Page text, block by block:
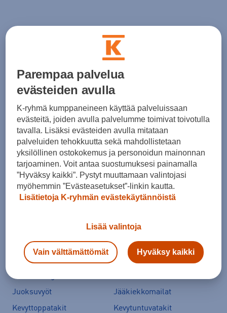
Suosittuja Tokyo Laundry tuotteita
1 / 0
Tokyo Laundry kokotaulukko kengät
Suositut sisällöt
Crocs
Hoka Clifton 11
Helly Hansen -takit
Hybridipyörät
Jalkapallokengät
Juoksukengät
Juoksuvyöt
Jääkiekkomailat
Kevyttoppatakit
Kevytuntuvatakit
Parempaa palvelua
evästeiden avulla
K-ryhmä kumppaneineen käyttää palveluissaan
evästeitä, joiden avulla palvelumme toimivat toivotulla
tavalla. Lisäksi evästeiden avulla mitataan
palveluiden tehokkuutta sekä mahdollistetaan
yksilöllinen ostokokemus ja personoidun mainonnan
tarjoaminen. Voit antaa suostumuksesi painamalla
”Hyväksy kaikki”. Pystyt muuttamaan valintojasi
myöhemmin ”Evästeasetukset”-linkin kautta.
Lisätietoja K-ryhmän evästekäytännöistä
Lisää valintoja
Vain välttämättömät Hyväksy kaikki